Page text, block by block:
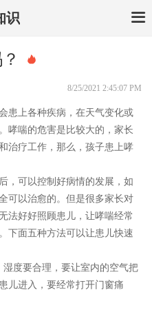
识
8/25/2021 2:45:07 PM
患上各种疾病，在天气变化或
哮喘的危害是比较大的，家长
治疗工作，那么，孩子患上哮
，可以控制好病情的发展，如
可以治愈的。但是很多家长对
法好好照顾患儿，让哮喘经常
下面五种方法可以让患儿快速
湿度要合理 ，要让室内的空气把
儿进入，要经常打开门窗痛